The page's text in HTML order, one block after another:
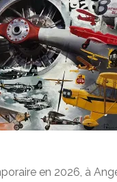
en 2026, à